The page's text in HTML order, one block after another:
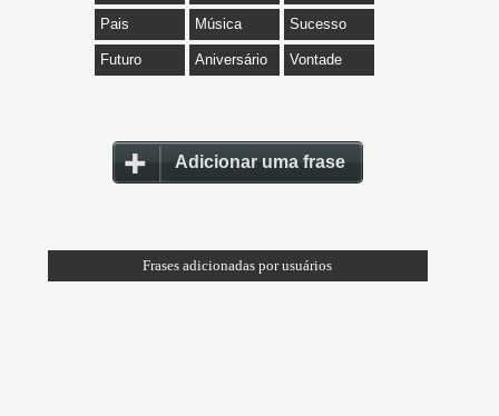
Pais Música Sucesso
Futuro Aniversário Vontade
Adicionar uma frase
Frases adicionadas por usuários